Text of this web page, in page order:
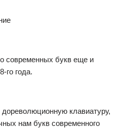
современных букв еще и
го года.
клавиатуру,
нам букв современного